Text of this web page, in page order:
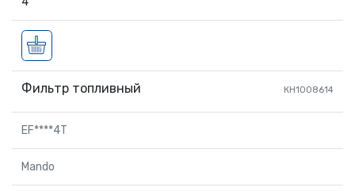
Фильтр топливный КН1008614
EF****4T
Mando